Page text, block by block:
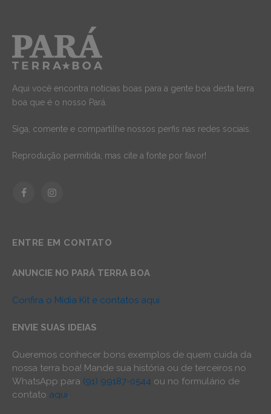
Aqui você encontra notícias boas para a gente boa desta terra
boa que é o nosso Pará.
Siga, comente e compartilhe nossos perfis nas redes sociais.
Reprodução permitida, mas cite a fonte por favor!
FacebookInstagram
ENTRE EM CONTATO
ANUNCIE NO PARÁ TERRA BOA
Confira o Mídia Kit e contatos aqui
ENVIE SUAS IDEIAS
Queremos conhecer bons exemplos de quem cuida da
nossa terra boa! Mande sua história ou de terceiros no
WhatsApp para (91) 99187-0544 ou no formulário de
contato aqui.